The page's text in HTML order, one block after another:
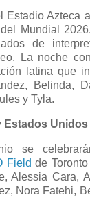
Estadio Azteca
Mundial
de
La noche
latina que
Belinda,
y Tyla.
Estados Unidos
se
Field de
Alessia Cara,
Nora Fatehi,